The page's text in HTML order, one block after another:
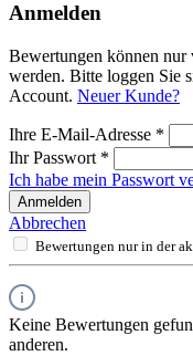
Anmelden
Bewertungen können nur
werden. Bitte loggen Sie
Account. Neuer Kunde?
Ihre E-Mail-Adresse *
Ihr Passwort *
Ich habe mein Passwort
Anmelden
Abbrechen
Bewertungen nur in der
Keine Bewertungen
anderen.